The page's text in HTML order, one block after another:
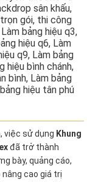
sân khấu,
gói, thi công
bảng hiệu q3,
hiệu q6, Làm
q9, Làm bảng
hiệu bình chánh,
bình, Làm bảng
hiệu tân phú
việc sử dụng Khung
đã trở thành
bày, quảng cáo,
nâng cao giá trị